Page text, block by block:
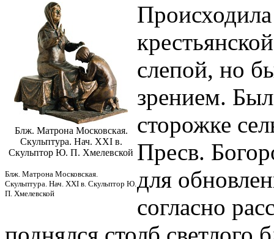
Блж. Матрона Московская.
Скульптура. Нач. XXI в.
Скульптор Ю. П. Хмелевской
Блж. Матрона Московская.
Скульптура. Нач. XXI в. Скульптор Ю.
П. Хмелевской
слепой, но
зрением.
сторожке
Пресв.
для
согласно